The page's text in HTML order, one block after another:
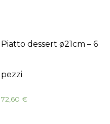
Piatto dessert ø21cm – 6
pezzi
72,60 €